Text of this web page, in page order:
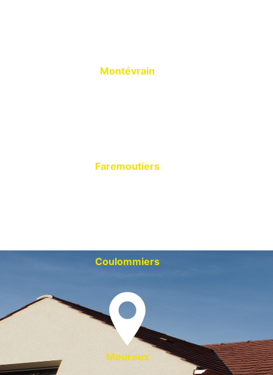
Montévrain
Faremoutiers
Coulommiers
Mouroux